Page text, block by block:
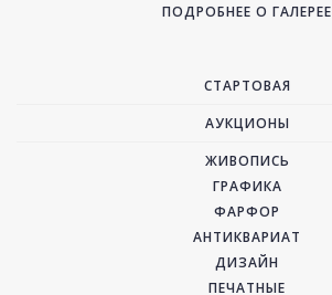
ПОДРОБНЕЕ О ГАЛЕРЕЕ
СТАРТОВАЯ
АУКЦИОНЫ
ЖИВОПИСЬ
ГРАФИКА
ФАРФОР
АНТИКВАРИАТ
ДИЗАЙН
ПЕЧАТНЫЕ